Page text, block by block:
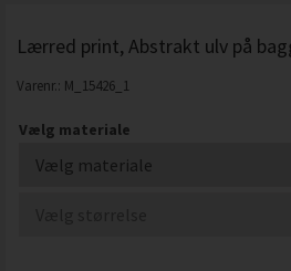
Lærred print, Abstrakt ulv på
Varenr.: M_15426_1
Vælg materiale